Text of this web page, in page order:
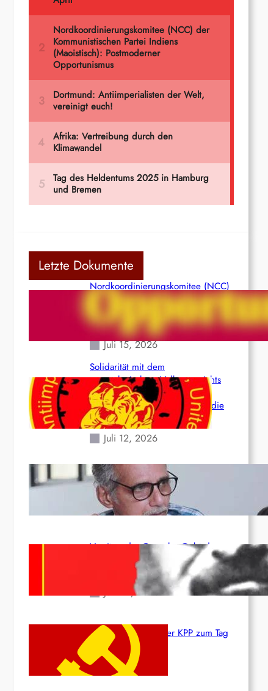
Letzte Dokumente
Nordkoordinierungskomitee (NCC)
der Kommunistischen Partei Indiens
(Maoistisch): Postmoderner
Opportunismus
Juli 15, 2026
Solidarität mit dem
venezolanischem Volk angesichts
der verlorenen Leben und der
katastrophalen Situation durch die
Erdbeben des 24. Juni!
Juli 12, 2026
Indien: „Die Politik der
Kapitulation“ von K. Murali (Ajith)
Juli 1, 2026
Vorsitzender Gonzalo: Gebt das
Leben für die Partei und die
Juni 19, 2026
Beschluss des ZK der KPP zum Tag
des Heldentums
Juni 19, 2026